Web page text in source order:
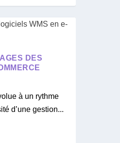
DES
à un rythme
d’une gestion...